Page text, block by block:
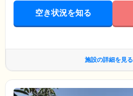
空き状況を知る
施設の詳細を見る